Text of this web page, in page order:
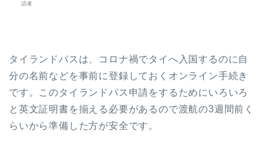
読者
タイランドパスは、コロナ禍でタイへ入国するのに自
分の名前などを事前に登録しておくオンライン手続き
です。このタイランドパス申請をするためにいろいろ
と英文証明書を揃える必要があるので渡航の3週間前く
らいから準備した方が安全です。